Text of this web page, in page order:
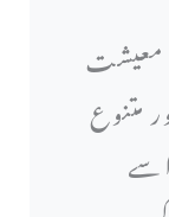
معیشت
متنوع